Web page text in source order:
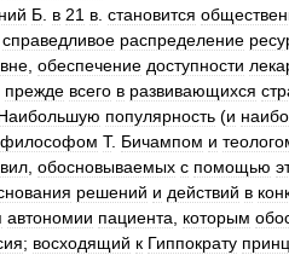
Б в 21 в становится
справедливое распределение
обеспечение доступности
прежде всего в развивающихся
популярность (и
философом Т. Бичампом и
обосновываемых с помощью
решений и действий в
автономии пациента которым
; восходящий к Гиппократу